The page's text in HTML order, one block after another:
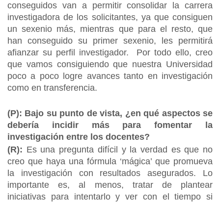
conseguidos van a permitir consolidar la carrera
investigadora de los solicitantes, ya que consiguen
un sexenio más, mientras que para el resto, que
han conseguido su primer sexenio, les permitirá
afianzar su perfil investigador. Por todo ello, creo
que vamos consiguiendo que nuestra Universidad
poco a poco logre avances tanto en investigación
como en transferencia.
(P): Bajo su punto de vista, ¿en qué aspectos se
debería incidir más para fomentar la
investigación entre los docentes?
(R): Es una pregunta difícil y la verdad es que no
creo que haya una fórmula ‘mágica’ que promueva
la investigación con resultados asegurados. Lo
importante es, al menos, tratar de plantear
iniciativas para intentarlo y ver con el tiempo si